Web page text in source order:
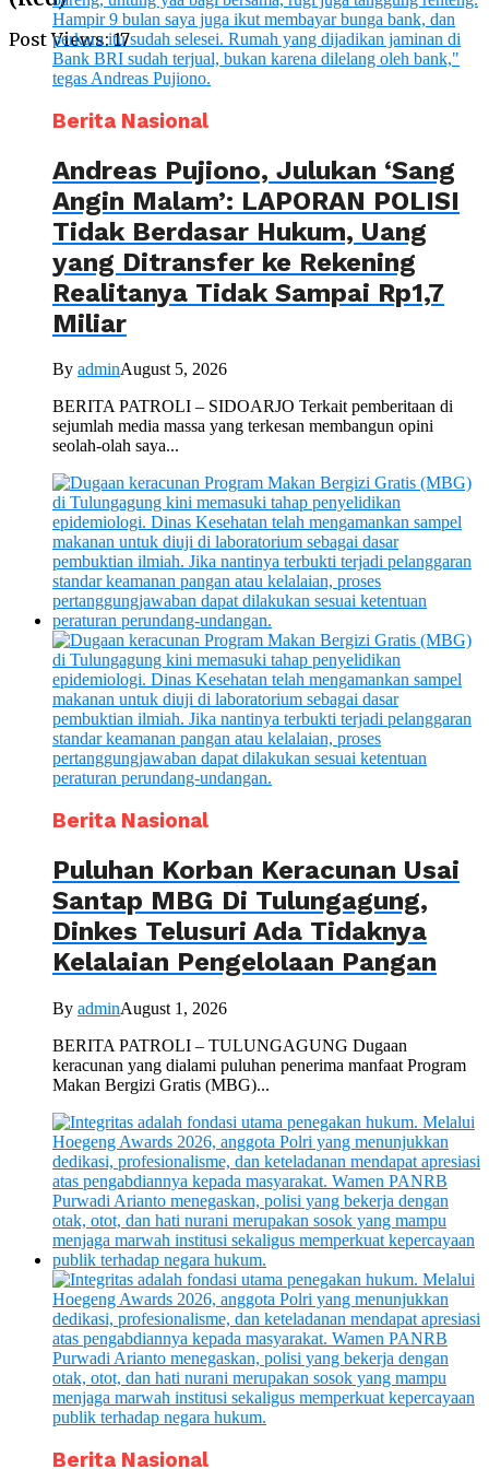
Post Views: 17
Berita Nasional
Andreas Pujiono, Julukan ‘Sang
Angin Malam’: LAPORAN POLISI
Tidak Berdasar Hukum, Uang
yang Ditransfer ke Rekening
Realitanya Tidak Sampai Rp1,7
Miliar
By adminAugust 5, 2026
BERITA PATROLI – SIDOARJO Terkait pemberitaan di
sejumlah media massa yang terkesan membangun opini
seolah-olah saya...
Berita Nasional
Puluhan Korban Keracunan Usai
Santap MBG Di Tulungagung,
Dinkes Telusuri Ada Tidaknya
Kelalaian Pengelolaan Pangan
By adminAugust 1, 2026
BERITA PATROLI – TULUNGAGUNG Dugaan
keracunan yang dialami puluhan penerima manfaat Program
Makan Bergizi Gratis (MBG)...
Berita Nasional